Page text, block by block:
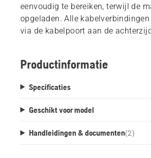
eenvoudig te bereiken, terwijl de
opgeladen. Alle
via de kabelpoort aan de
Productinformatie
Specificaties
Geschikt voor model
Handleidingen & documenten(2)